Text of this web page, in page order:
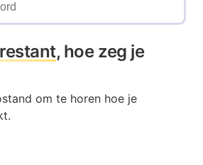
, hoe zeg je
om te horen hoe je